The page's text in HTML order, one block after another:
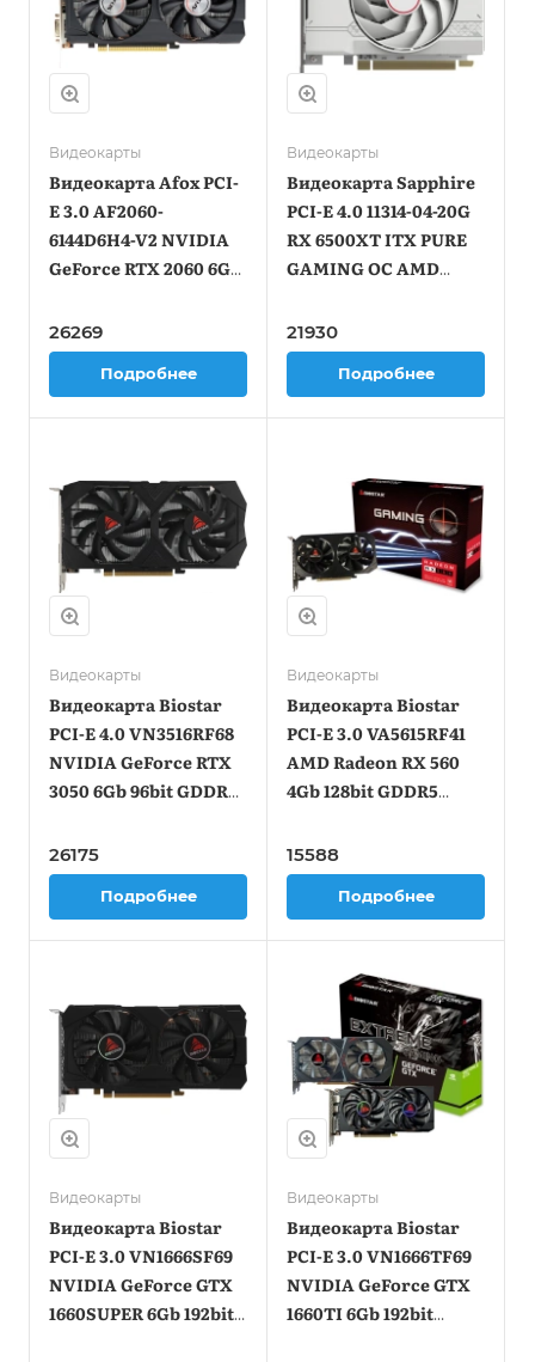
Видеокарты
Видеокарта Afox PCI-
E 3.0 AF2060-
6144D6H4-V2 NVIDIA
GeForce RTX 2060 6Gb
1365/14000 DVIx1
HDMIx1 DPx1 HDCP Ret
26269
Подробнее
Видеокарты
Видеокарта Sapphire
PCI-E 4.0 11314-04-20G
RX 6500XT ITX PURE
GAMING OC AMD
4Gb 64bit GDDR6
2685/18000 HDMIx1
DPx1 HDCP Ret
21930
Подробнее
Видеокарты
Видеокарта Biostar
PCI-E 4.0 VN3516RF68
NVIDIA GeForce RTX
3050 6Gb 96bit GDDR6
HDMIx1 DPx1 HDCP Ret
26175
Подробнее
Видеокарты
Видеокарта Biostar
PCI-E 3.0 VA5615RF41
AMD Radeon RX 560
4Gb 128bit GDDR5
HDMIx1 DPx1 HDCP Ret
15588
Подробнее
Видеокарты
Видеокарта Biostar
PCI-E 3.0 VN1666SF69
NVIDIA GeForce GTX
1660SUPER 6Gb 192bit
Видеокарты
Видеокарта Biostar
PCI-E 3.0 VN1666TF69
NVIDIA GeForce GTX
1660TI 6Gb 192bit